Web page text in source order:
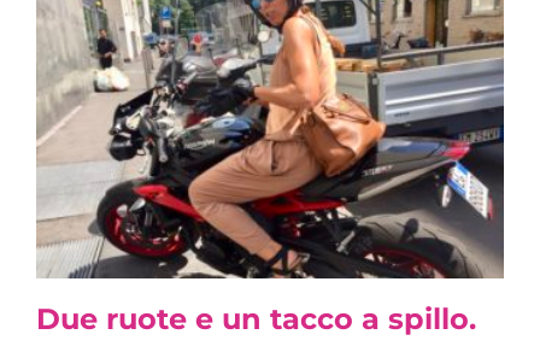
Due ruote e un tacco a spillo.